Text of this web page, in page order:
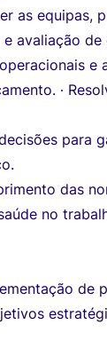
as equipas,
avaliação de
e
∙
para
das
no
de